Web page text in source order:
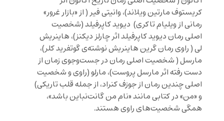
کریستوف مارتین ویلاند)، وانیتی فیر ( از «بازار غرور»
رمانی از ویلیام تاکری) دیوید کاپرفیلد (شخصیت
اصلی رمان دیوید کاپرفیلد اثر چارلز دیکنز)، هاینریش
لی ( راوی رمان گرین هاینریش نوشته‌ی گوتفرید کلر)،
مارسل ( شخصیت اصلی رمان در جست‌وجوی زمان از
دست رفته اثر مارسل پروست)، مارلو (راوی و شخصیت
اصلی چندین رمان از جوزف کنراد، از جمله قلب تاریکی)
و «من» در کتابی مانند «نام من گانت‌نباین باشد»،
همگی شخصیت‌های راوی هستند.